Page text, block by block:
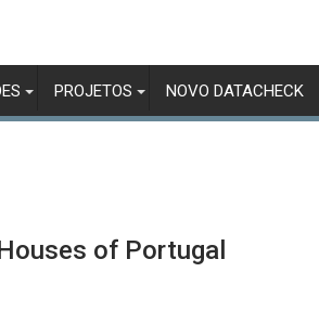
PROJETOS NOVO DATACHECK
of Portugal